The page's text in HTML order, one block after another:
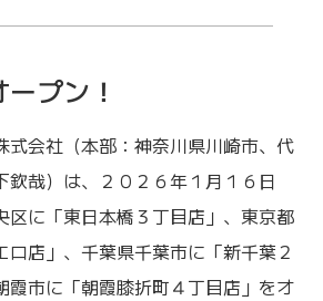
プン！
会社（本部：神奈川県川崎市、代
欽哉）は、２０２６年１月１６日
区に「東日本橋３丁目店」、東京都
ロ店」、千葉県千葉市に「新千葉２
霞市に「朝霞膝折町４丁目店」をオ